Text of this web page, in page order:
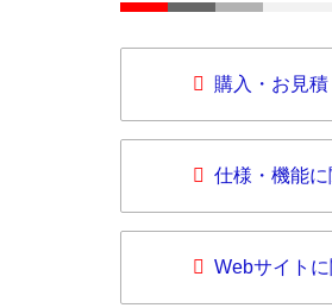
購入・お見
仕様・機能
Webサイト